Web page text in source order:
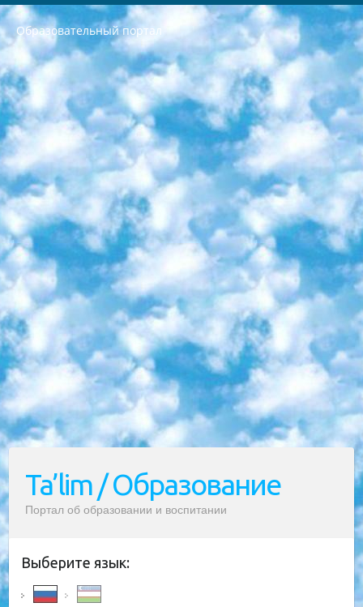
Образовательный портал
РЕСПУБЛИКА УЗБЕКИСТАН МИНИСТРЕРСТВО ДОШКОЛЬНОГО И ШКОЛЬНОГО ОБРАЗОВАНИЯ КОМАНДА в общеобразовательных учреждениях в 2023-2024 учебном году организация и проведение итоговой государственной аттестации обучающихся о Министра дошкольного и школьного образования Республики Узбекистан от 4 марта 2008 года (постановлением Минюста от 20 марта 2008 года № 1778 государственной регистрации) «Итоговое состояние учащихся общего среднего образования на основании положения об утверждении положения об аттестации общего среднего образования выпускной экзамен студентов в образовательных учреждениях в 2023-2024 учебном году В целях организации и прохождения аттестации приказываю: 1. Следующее: перечень предметов, по которым будет проводиться итоговая государственная аттестация и экзамен формы перевода согласно приложению 1; сертификаты международного образца, оценивающие уровень владения иностранными языками перечень согласно приложению 2; 2. Педагогический при специализированных образовательных учреждениях. научно-практический центр квалификации и международной оценки (Д.Давидова) 2024 г. До 25 марта: задания по предметам, по которым будет проводиться итоговая аттестация разработка и утверждение технических условий; итоговая аттестация на основании разработанного предметного задания разработка вопросов по предметам (устно и письменно), экзамен передача; общеобразовательные средние школы и специальные учебные заведения учащиеся выпускных классов школ и интернатов в агентской системе подготовка базы данных экзаменационных материалов и критериев оценки; перевод базы экзаменационных материалов на все языки обучения подать в Республиканский образовательный центр для изготовления; варианты экзаменов на основе разработанных контрольных материалов пусть будут поставлены задачи формирования. 3. Республиканский образовательный центр (Ш.Худайкулов) до 5 апреля 2024 года. до: база данных предоставленных экзаменационных материалов на все языки обучения перевод и экспертиза; для слепых, слабовидящих, глухих, слабослышащих и умственно отсталых детей учащиеся выпускных классов специализированных школ и школ-интернатов база данных экзаменационных материалов на всех преподаваемых языках подготовка критериев оценки; специализированные школы для умственно отсталых детей и технологии для учащихся выпускных классов школ-интернатов разработка соответствующих рекомендаций и критериев проведения ЕГЭ по естествознанию давать задания. 4. Педагогический при специализированных образовательных учреждениях. Научно-практический центр навыков и международной оценки (Д.Давидова), Республика образовательный центр (Худайкулов Ш.) итоговый государственный аттестационный экзамен ориентирован на творческое и логическое мышление при подготовке базы материалов учитывать введение заданий. 5. Следует отметить, что: сертификат государственного образца о знании общеобразовательного предмета и как минимум национальный уровень B1 по предметам на иностранных языках, указанным в Приложении 2. или международно признанный сертификат эквивалентного уровня студенты, изучающие определенный предмет, освобождаются от экзамена; по соответствующим предметам запланирована итоговая государственная аттестация за день до дня, путем жеребьевки Рабочей группой (в письменной форме по предметам, проводимым в форме) из числа сформированных вариантов выбрано 2 варианта; 2 выбранных варианта экзамена анонсированы на официальном сайте министерства и все выпускники по всей стране на основе этих вариантов проводит итоговую государственную аттестацию. 6. Государственное образование учащихся средних общеобразовательных учреждений. знания в соответствии с квалификационными требованиями, которые необходимо приобрести на основании стандартов итоговый (выпускной) контроль для 9 и 11 классов в целях тестирования Экзамены (далее – экзамены) состоят из предметов, перечисленных в приложении 1. будет сделано. 7. Экзамены пройдут с 26 мая по 15 июня 2024 г. (кроме науки физического воспитания). 8. Физическая для учащихся 9 классов общесредних образовательных учреждений. Экзамены по предмету «Образование, квалификация медицина» 1-6 мая 2024 года. сотрудники перевести под присмотр (с отклонениями в физическом или умственном развитии) специализированная школа для детей, школы-интернаты и со сколиозом школы-интернаты санаторного типа для больных детей исключены). 9. Он был слепым, слабовидящим и имел нарушения опорно-двигательного аппарата. экзамены в специализированных школах и интернатах для детей должны проводиться исходя из требований, предъявляемых к общеобразовательным учреждениям (физкультура кроме науки). 10. Специализированная школа для глухих и слабослышащих детей. и экзамены в интернатах и быть реализован в виде письменного теста по математике. 11. Специальность для умственно отсталых детей. Для 9 класса Родной язык и литературное письмо Государственный язык (язык обучения – узбекский). для неклассов) написано Математическое письмо Письменная/устная история Узбекистана Физическое воспитание практично Итоговый контроль Для 11 класса Написание родного языка и литературы (эссе) Математическое письмо Узбекский язык (обучение на узбекском языке) не посещающее общее среднее образование для учреждений)/Образовательное учреждение выбор письменный и устный Иностранный язык письменный/устный Письменная/устная история Узбекистана *По выбору студента:  Химия  Физика  Основы государственного права  География 10 бесплатных образовательных ресурсов - Мы составили подборку онлайн-проектов с интерактивными упражнениями, видеолекциями и статьями. Они помогут вам обрести новые и освежить старые знания бесплатно. 1. «ИНТУИТ» Старейшая образовательная площадка Рунета. Здесь вы найдёте сотни текстовых и видеокурсов на десятки различных тем — от программирования до психологии. Многие курсы подготовлены российскими университетами и крупными международными компаниями вроде Intel и Microsoft. Самостоятельное обучение бесплатное, но желающие могут оплатить услуги персональных наставников. 2. «Смартия» знакомит с актуальными профессиями и подсказывает, как им обучаться. Выбрав заинтересовавшую вас специальность — SMM-специалист, фотограф, веб-дизайнер или другую, — увидите список необходимых для неё умений. Чтобы вы могли освоить их самостоятельно, для каждого умения площадка отображает подборку ссылок на учебные материалы. Хотя «Смартия» ориентируется на русскоязычную аудиторию, часть контента всё же доступна только на английском. 3. «Лекторий Физтеха» Проект Московского физико-технического института (Физтеха). С его помощью вы можете смотреть онлайн серии лекций, записанные на видео в этом вузе. В числе доступных предметов — физика, биология, химия, информационные технологии и другие. К некоторым лекциям администрация ресурса прилагает готовые конспекты, которые можно скачивать в PDF-формате. 4. ITMOcourses Онлайн-площадка Санкт-Петербургского национального исследовательского университета информационных технологий, механики и оптики (ИТМО). Ресурс предоставляет свободный доступ к курсам, разработанным в этом вузе. Каталог материалов разбит на четыре категории: «Оптические системы и технологии», «Приборостроение и робототехника», «Информационные технологии» и «Биотехнологии». Курсы состоят из видеолекций, интерактивных демонстраций и заданий. 5. «КиберЛенинка» Электронная научная библиотека открытого доступа. Каталог площадки регулярно обрастает текстами статей из различных научных изданий. Сгруппированные по журналам и рубрикам публикации можно читать онлайн или скачивать целиком в PDF-формате. Проект нацелен на популяризацию науки за счёт открытого доступа к качественной информации. 6. «ПостНаука» На этом ресурсе публикуют подборки видеолекций, составленные экспертами из разных отраслей и объединённые общими темами. Среди них, к примеру, есть серии «Биоинформатика и геномика», «Культура средневековой Скандинавии» и Cinema Studies о теории кино. Каждая подборка лекций — логически связанная история, рассказанная экспертом от первого лица. Кроме того, на сайте появляются научно-образовательные статьи и тесты на разные темы. 7. «Newочём» Команда проекта «Newочём» отбирает самые интересные тексты из англоязычных СМИ и переводит те из них, за которые голосуют участники сообщества «ВКонтакте». По большей части это научно-популярные статьи. Редакторы придумывают лишь заголовки, в остальном содержание переводов соответствует оригиналам. Полные тексты можно читать прямо в социальной сети. 8. InternetUrok Онлайн-база материалов по основным дисциплинам школьной программы. Информация на сайте структурирована по классам, предметам и темам (урокам). Каждый урок состоит из видеолекций и конспектов. Есть также интерактивные тренажёры и тесты для закрепления пройденного материала. Даже если вы давно окончили школу, возможность повторить программу старших классов всегда может пригодиться. 9. Edutainme Ещё один ресурс об образовании. В отличие от Newtonew, как мне кажется, Edutainme больше ориентируется на представителей индустрии: педагогов, предпринимателей, разработчиков образовательных проектов. Но и любой, кто просто стремится к саморазвитию, найдёт на сайте много полезного и интересного для себя. Например, информацию о новых курсах и образовательных сервисах. 10. Newtonew Онлайн-медиа об образовании и обучении в широком смысле. Авторы Newtonew пишут об инструментах, заведениях, тактиках и стратегиях, которые помогают учить других и получать новые знания самостоятельно. На этой площадке вы найдёте новости, обзоры, аналитические мат
Ta’lim / Образование
Портал об образовании и воспитании
Выберите язык: